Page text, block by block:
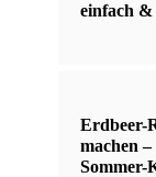
einfach &
Erdbeer-
machen